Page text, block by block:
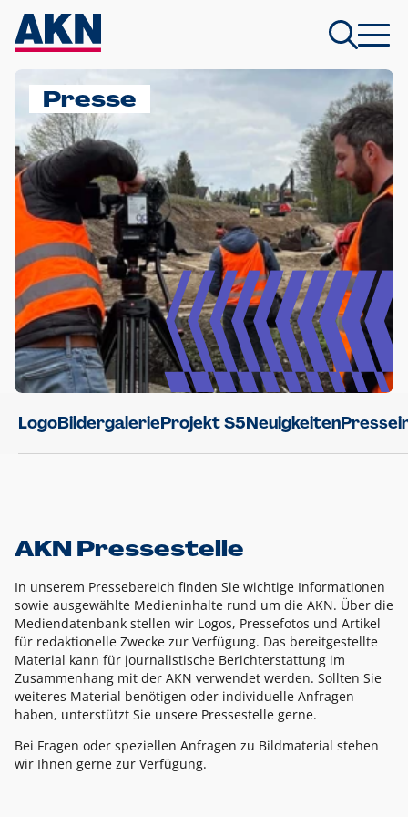
Presse
LogoBildergalerieProjekt S5Neuigkeiten
AKN Pressestelle
In unserem Pressebereich finden Sie wichtige Informationen
sowie ausgewählte Medieninhalte rund um die AKN. Über die
Mediendatenbank stellen wir Logos, Pressefotos und Artikel
für redaktionelle Zwecke zur Verfügung. Das bereitgestellte
Material kann für journalistische Berichterstattung im
Zusammenhang mit der AKN verwendet werden. Sollten Sie
weiteres Material benötigen oder individuelle Anfragen
haben, unterstützt Sie unsere Pressestelle gerne.
Bei Fragen oder speziellen Anfragen zu Bildmaterial stehen
wir Ihnen gerne zur Verfügung.